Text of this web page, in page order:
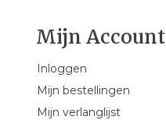
Mijn Account
Inloggen
Mijn bestellingen
Mijn verlanglijst